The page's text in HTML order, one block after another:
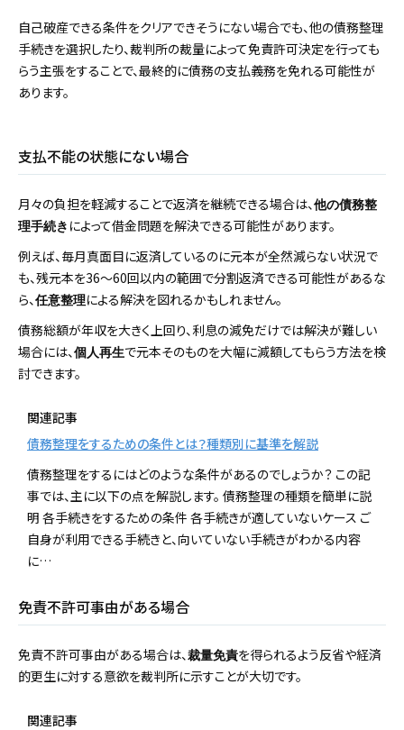
自己破産できる条件をクリアできそうにない場合でも、他の債務整理
手続きを選択したり、裁判所の裁量によって免責許可決定を行っても
らう主張をすることで、最終的に債務の支払義務を免れる可能性が
あります。
支払不能の状態にない場合
月々の負担を軽減することで返済を継続できる場合は、 他の債務整
理手続き によって借金問題を解決できる可能性があります。
例えば、毎月真面目に返済しているのに元本が全然減らない状況で
も、残元本を36～60回以内の範囲で分割返済できる可能性があるな
ら、 任意整理による解決を図れるかもしれません。
債務総額が年収を大きく上回り、利息の減免だけでは解決が難しい
場合には、 個人再生で元本そのものを大幅に減額してもらう方法を検
討できます。
関連記事
債務整理をするための条件とは？種類別に基準を解説
債務整理をするにはどのような条件があるのでしょうか？ この記
事では、主に以下の点を解説します。 債務整理の種類を簡単に説
明 各手続きをするための条件 各手続きが適していないケース ご
自身が利用できる手続きと、向いていない手続きがわかる内容
に…
免責不許可事由がある場合
免責不許可事由がある場合は、 裁量免責を得られるよう反省や経済
的更生に対する意欲を裁判所に示すことが大切です。
関連記事